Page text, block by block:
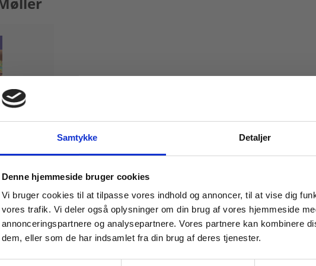
Samtykke Detaljer
Denne hjemmeside bruger cookies
Vi bruger cookies til at tilpasse vores indhold og annoncer, til at vise dig
vores trafik. Vi deler også oplysninger om din brug af vores hjemmeside
annonceringspartnere og analysepartnere. Vores partnere kan kombinere
dem, eller som de har indsamlet fra din brug af deres tjenester.
Ludvigsen Michael Møller
Køb læremidler og find masterclasses mm.
og
For institutioner og